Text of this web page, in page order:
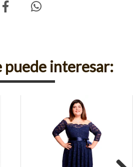
puede interesar: